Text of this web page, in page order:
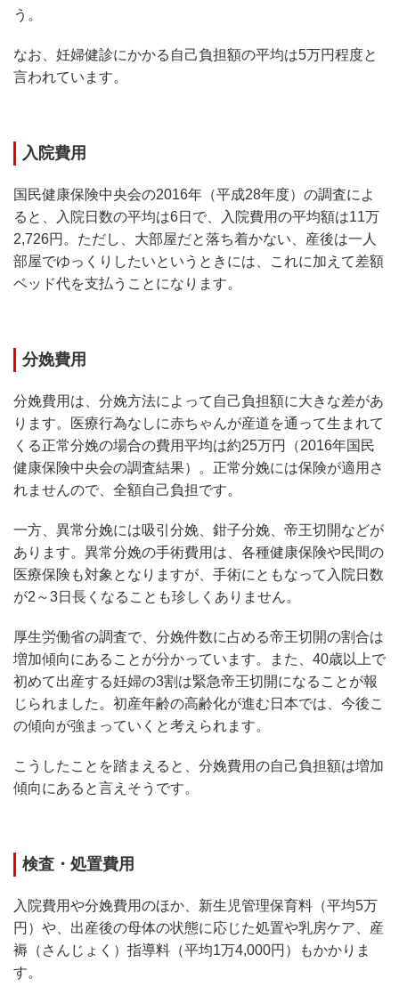
う。
なお、妊婦健診にかかる自己負担額の平均は5万円程度と
言われています。
入院費用
国民健康保険中央会の2016年（平成28年度）の調査によ
ると、入院日数の平均は6日で、入院費用の平均額は11万
2,726円。ただし、大部屋だと落ち着かない、産後は一人
部屋でゆっくりしたいというときには、これに加えて差額
ベッド代を支払うことになります。
分娩費用
分娩費用は、分娩方法によって自己負担額に大きな差があ
ります。医療行為なしに赤ちゃんが産道を通って生まれて
くる正常分娩の場合の費用平均は約25万円（2016年国民
健康保険中央会の調査結果）。正常分娩には保険が適用さ
れませんので、全額自己負担です。
一方、異常分娩には吸引分娩、鉗子分娩、帝王切開などが
あります。異常分娩の手術費用は、各種健康保険や民間の
医療保険も対象となりますが、手術にともなって入院日数
が2～3日長くなることも珍しくありません。
厚生労働省の調査で、分娩件数に占める帝王切開の割合は
増加傾向にあることが分かっています。また、40歳以上で
初めて出産する妊婦の3割は緊急帝王切開になることが報
じられました。初産年齢の高齢化が進む日本では、今後こ
の傾向が強まっていくと考えられます。
こうしたことを踏まえると、分娩費用の自己負担額は増加
傾向にあると言えそうです。
検査・処置費用
入院費用や分娩費用のほか、新生児管理保育料（平均5万
円）や、出産後の母体の状態に応じた処置や乳房ケア、産
褥（さんじょく）指導料（平均1万4,000円）もかかりま
す。